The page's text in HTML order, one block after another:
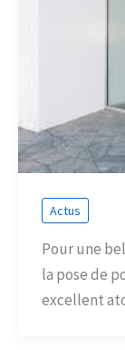
Actus
Pour une
la pose de
excellent